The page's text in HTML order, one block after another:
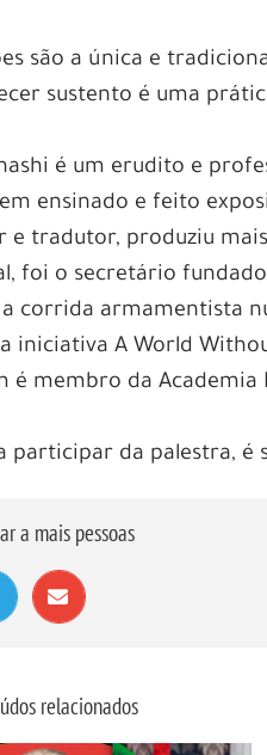
Glamourosas
uma ferramenta
Cbet tem se destacado
única para os
oferecidas
para o sucesso.
as apostas esportivas
para os jogadores.
e sofisticado,
no mundo das
se para descobrir
sucesso no Brasil
a marca representa.
jogadores brasileiros
são a única e
sustento é uma
é um erudito e
ensinado e feito
e tradutor, produziu
foi o secretário
corrida armamentista
iniciativa A World
é membro da Academia
participar da palestra, é
a mais pessoas
relacionados